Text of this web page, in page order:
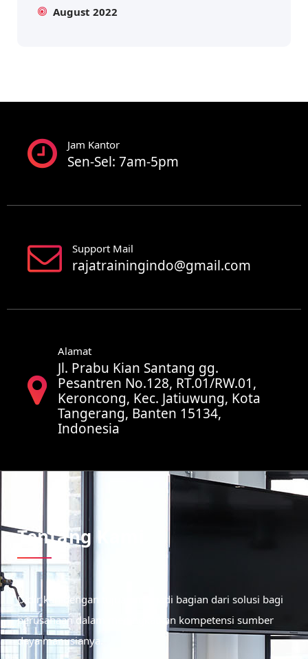
August 2022
Jam Kantor
Sen-Sel: 7am-5pm
Support Mail
rajatrainingindo@gmail.com
Alamat
Jl. Prabu Kian Santang gg.
Pesantren No.128, RT.01/RW.01,
Keroncong, Kec. Jatiuwung, Kota
Tangerang, Banten 15134,
Indonesia
Tentang Kami
Didirikan dengan tujuan menjadi bagian dari solusi bagi
perusahaan dalam meningkatkan kompetensi sumber
daya manusianya.